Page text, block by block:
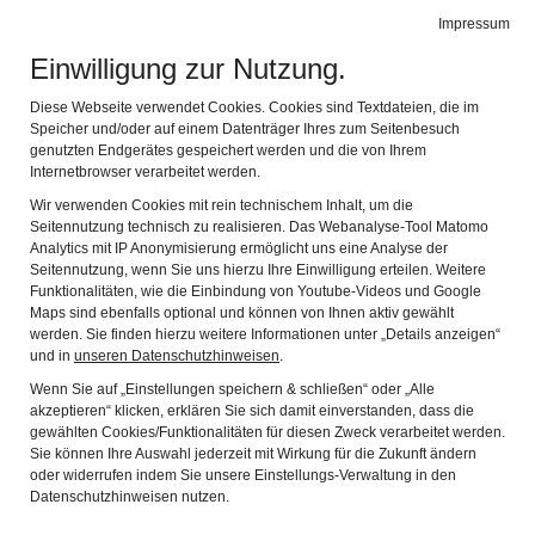
Impressum
Einwilligung zur Nutzung.
Diese Webseite verwendet Cookies. Cookies sind Textdateien, die im
Speicher und/oder auf einem Datenträger Ihres zum Seitenbesuch
genutzten Endgerätes gespeichert werden und die von Ihrem
Internetbrowser verarbeitet werden.
Wir verwenden Cookies mit rein technischem Inhalt, um die
Seitennutzung technisch zu realisieren. Das Webanalyse-Tool Matomo
Analytics mit IP Anonymisierung ermöglicht uns eine Analyse der
Seitennutzung, wenn Sie uns hierzu Ihre Einwilligung erteilen. Weitere
Funktionalitäten, wie die Einbindung von Youtube-Videos und Google
Maps sind ebenfalls optional und können von Ihnen aktiv gewählt
werden. Sie finden hierzu weitere Informationen unter „Details anzeigen“
und in unseren Datenschutzhinweisen.
Wenn Sie auf „Einstellungen speichern & schließen“ oder „Alle
akzeptieren“ klicken, erklären Sie sich damit einverstanden, dass die
gewählten Cookies/Funktionalitäten für diesen Zweck verarbeitet werden.
Sie können Ihre Auswahl jederzeit mit Wirkung für die Zukunft ändern
oder widerrufen indem Sie unsere Einstellungs-Verwaltung in den
Datenschutzhinweisen nutzen.
The Imperial Town of Kaufbeuren
Crosses and Saints
The Good Things in Life
Urban Traces
Typical Kaufbeuren – of religion, glass paintings and textiles
The tour gives an insight into the unique Protestant glass
paintingscreated in Kaufbeuren between 1740 und 1780. At